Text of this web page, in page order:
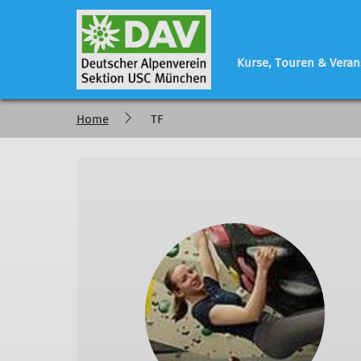
Kurse, Touren &
Programm regelmäßige Veranstaltungen
Sektionsleben
Vorstand -
Geschäftsstelle
Home TF